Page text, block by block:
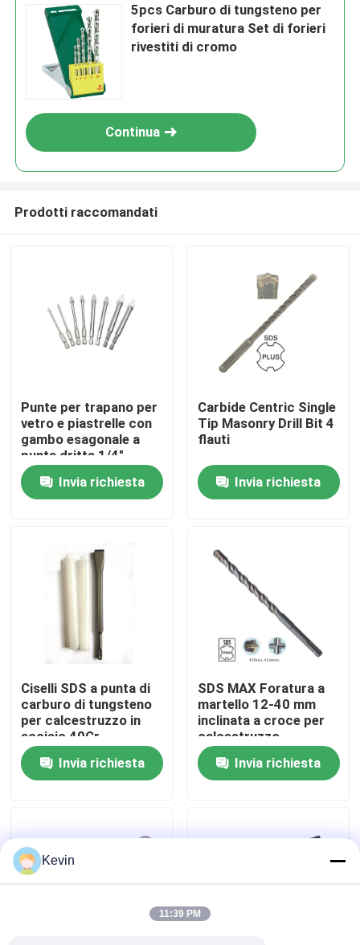
Casa
Circa noi
Giro della fabbrica
Controllo di qualità
Contattici
Notizie
Richieda una citazione
taglienti del hss
5pcs Carburo di tungsteno per
forieri di muratura Set di forieri
rivestiti di cromo
Continua
Prodotti raccomandati
Punte per trapano per
vetro e piastrelle con
gambo esagonale a
punta dritta 1/4"
Invia richiesta
Carbide Centric Single
Tip Masonry Drill Bit 4
flauti
Invia richiesta
Ciselli SDS a punta di
carburo di tungsteno
per calcestruzzo in
acciaio 40Cr
Invia richiesta
SDS MAX Foratura a
martello 12-40 mm
inclinata a croce per
calcestruzzo
Invia richiesta
Kevin
11:39 PM